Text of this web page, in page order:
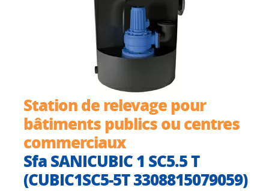
Station de relevage pour
bâtiments publics ou centres
commerciaux
Sfa SANICUBIC 1 SC5.5 T
(CUBIC1SC5-5T 3308815079059)